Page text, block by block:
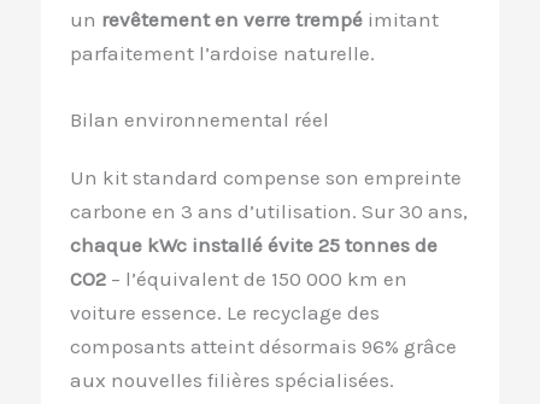
un revêtement en verre trempé imitant
parfaitement l’ardoise naturelle.
Bilan environnemental réel
Un kit standard compense son empreinte
carbone en 3 ans d’utilisation. Sur 30 ans,
chaque kWc installé évite 25 tonnes de
CO2 – l’équivalent de 150 000 km en
voiture essence. Le recyclage des
composants atteint désormais 96% grâce
aux nouvelles filières spécialisées.